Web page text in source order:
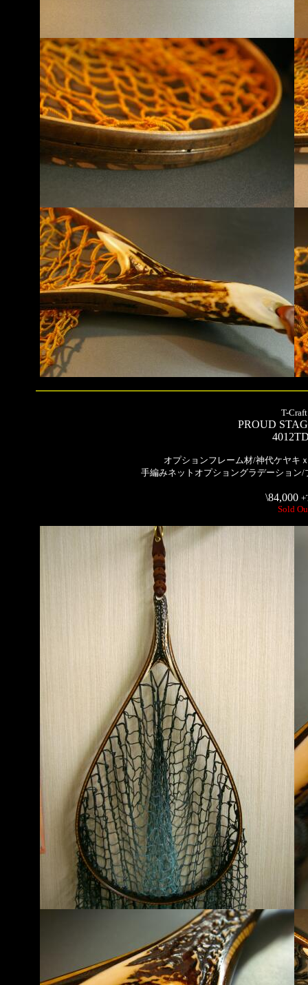
T-Craft
PROUD
オプションフレーム材/神代ケヤキ
手編みネットオプショングラデーション
\84,000
Sold